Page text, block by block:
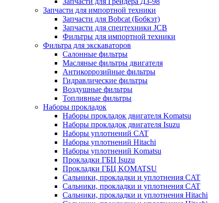
Запчасти для импортной техники
Запчасти для Bobcat (Бобкэт)
Запчасти для спецтехники JCB
Фильтры для импортной техники
Фильтра для экскаваторов
Салонные фильтры
Масляные фильтры двигателя
Антикоррозийные фильтры
Гидравлические фильтры
Воздушные фильтры
Топливные фильтры
Наборы прокладок
Наборы прокладок двигателя Komatsu
Наборы прокладок двигателя Isuzu
Наборы уплотнений CAT
Наборы уплотнений Hitachi
Наборы уплотнений Komatsu
Прокладки ГБЦ Isuzu
Прокладки ГБЦ KOMATSU
Сальники, прокладки и уплотнения CAT
Сальники, прокладки и уплотнения CAT
Сальники, прокладки и уплотнения Hitachi